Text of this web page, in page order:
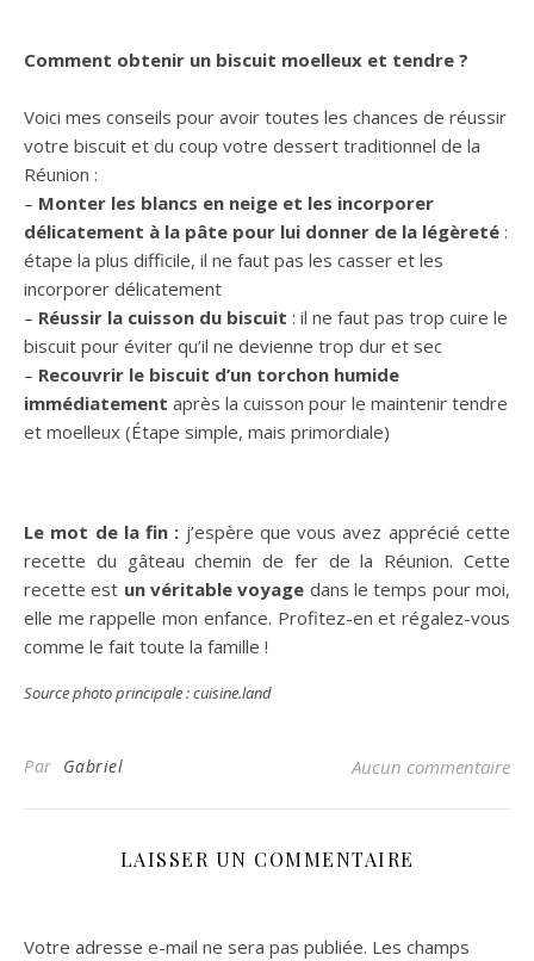
Comment obtenir un biscuit moelleux et tendre ?
Voici mes conseils pour avoir toutes les chances de réussir
votre biscuit et du coup votre dessert traditionnel de la
Réunion :
– Monter les blancs en neige et les incorporer
délicatement à la pâte pour lui donner de la légèreté :
étape la plus difficile, il ne faut pas les casser et les
incorporer délicatement
– Réussir la cuisson du biscuit : il ne faut pas trop cuire le
biscuit pour éviter qu’il ne devienne trop dur et sec
– Recouvrir le biscuit d’un torchon humide
immédiatement après la cuisson pour le maintenir tendre
et moelleux (Étape simple, mais primordiale)
Le mot de la fin : j’espère que vous avez apprécié cette
recette du gâteau chemin de fer de la Réunion. Cette
recette est un véritable voyage dans le temps pour moi,
elle me rappelle mon enfance. Profitez-en et régalez-vous
comme le fait toute la famille !
Source photo principale : cuisine.land
Par Gabriel Aucun commentaire
LAISSER UN COMMENTAIRE
Votre adresse e-mail ne sera pas publiée. Les champs